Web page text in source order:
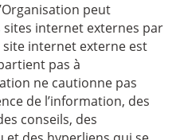
peut
internet externes par
internet externe est
pas à
ne cautionne pas
de l’information, des
conseils, des